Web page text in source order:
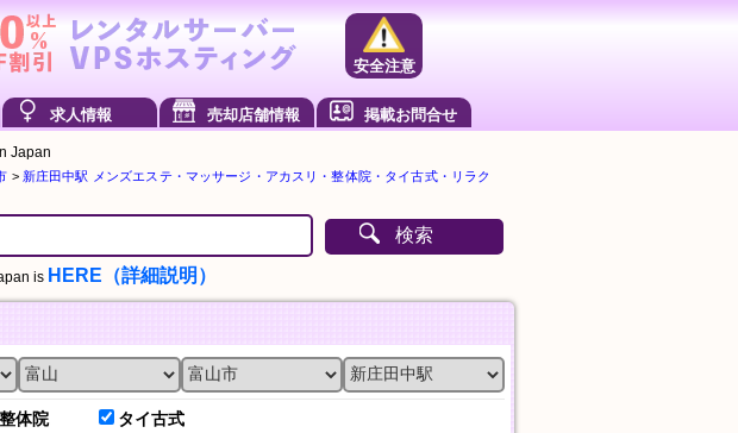
安全注意
求人情報 売却店舗情報 掲載お問合せ
Japan
> 新庄田中駅 メンズエステ・マッサージ・アカスリ・整体院・タイ古式・リラク
検索
is HERE（詳細説明）
整体院 タイ古式